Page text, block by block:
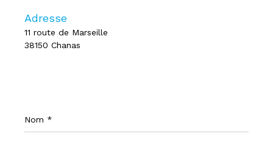
Adresse
11 route de Marseille
38150 Chanas
*